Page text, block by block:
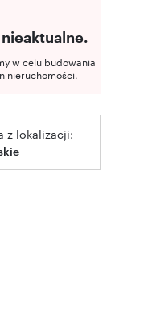
w celu budowania
nieruchomości.
z lokalizacji: